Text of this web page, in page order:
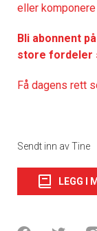
eller
Bli abonnent
store fordeler
Få dagens rett
Sendt inn av Tine
LEGG I